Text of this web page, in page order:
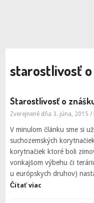
starostlivosť o
Starostlivosť o
Zverejnené dňa 3. júna, 2015 /
V minulom článku sme si
suchozemských
korytnačiek ktoré boli
vonkajšom výbehu či
u európskych druhov)
Čítať viac